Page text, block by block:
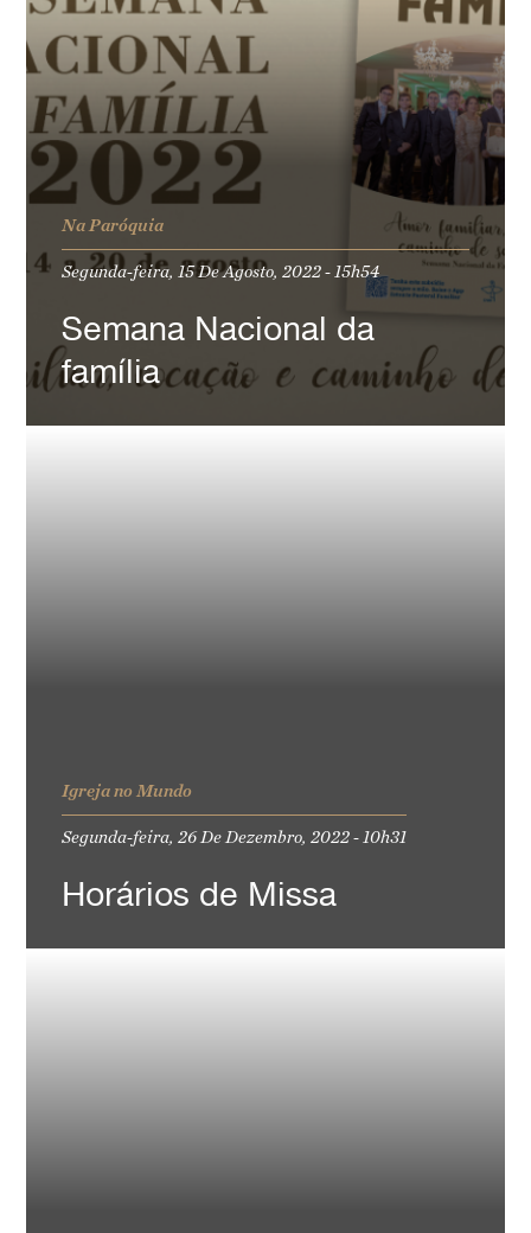
Na Paróquia
Segunda-feira, 15 De Agosto, 2022 - 15h54
Semana Nacional da
família
Igreja no Mundo
Segunda-feira, 26 De Dezembro, 2022 - 10h31
Horários de Missa